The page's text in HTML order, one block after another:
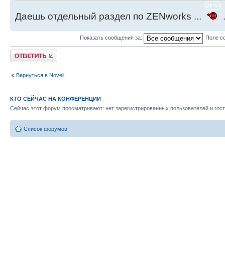
Даешь отдельный раздел по ZENworks ...
Показать сообщения за: Поле
Ответить
Вернуться в Novell
КТО СЕЙЧАС НА КОНФЕРЕНЦИИ
Сейчас этот форум просматривают: нет зарегистрированных пользователей и
Список форумов